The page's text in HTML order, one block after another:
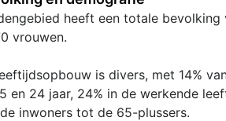
heeft een totale bevolking
vrouwen.
is divers, met 14%
en 24 jaar, 24% in de werkende
inwoners tot de 65-plussers.